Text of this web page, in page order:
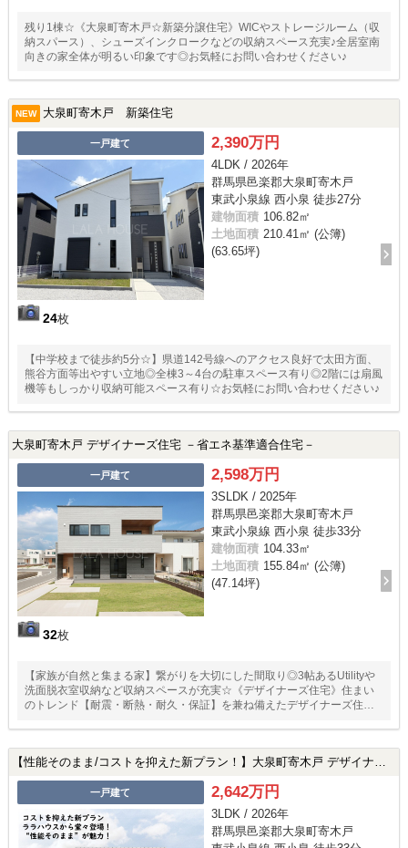
残り1棟☆《大泉町寄木戸☆新築分譲住宅》WICやストレージルーム（収
納スパース）、シューズインクロークなどの収納スペース充実♪全居室南
向きの家全体が明るい印象です◎お気軽にお問い合わせください♪
NEW 大泉町寄木戸 新築住宅
一戸建て
24枚
2,390万円
4LDK / 2026年
群馬県邑楽郡大泉町寄木戸
東武小泉線 西小泉 徒歩27分
建物面積 106.82㎡
土地面積 210.41㎡ (公簿)
(63.65坪)
【中学校まで徒歩約5分☆】県道142号線へのアクセス良好で太田方面、
熊谷方面等出やすい立地◎全棟3～4台の駐車スペース有り◎2階には扇風
機等もしっかり収納可能スペース有り☆お気軽にお問い合わせください♪
大泉町寄木戸 デザイナーズ住宅 －省エネ基準適合住宅－
一戸建て
32枚
2,598万円
3SLDK / 2025年
群馬県邑楽郡大泉町寄木戸
東武小泉線 西小泉 徒歩33分
建物面積 104.33㎡
土地面積 155.84㎡ (公簿)
(47.14坪)
【家族が自然と集まる家】繋がりを大切にした間取り◎3帖あるUtilityや
洗面脱衣室収納など収納スペースが充実☆《デザイナーズ住宅》住まい
のトレンド【耐震・断熱・耐久・保証】を兼ね備えたデザイナーズ住宅
一戸建て 2,642万円
3LDK / 2026年
群馬県邑楽郡大泉町寄木戸